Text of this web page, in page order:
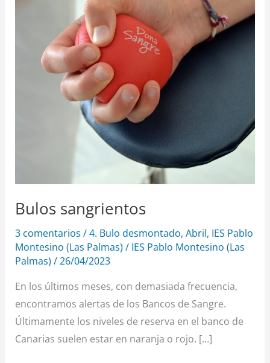
Bulos sangrientos
3 comentarios /4. Bulo desmontado, Abril, IES Pablo
Montesino (Las Palmas) / IES Pablo Montesino (Las
Palmas) /26/04/2023
En los últimos meses, con demasiada frecuencia,
encontramos alertas de los Bancos de Sangre.
Últimamente los niveles de reserva en el banco de
Canarias suelen estar en naranja o rojo. […]